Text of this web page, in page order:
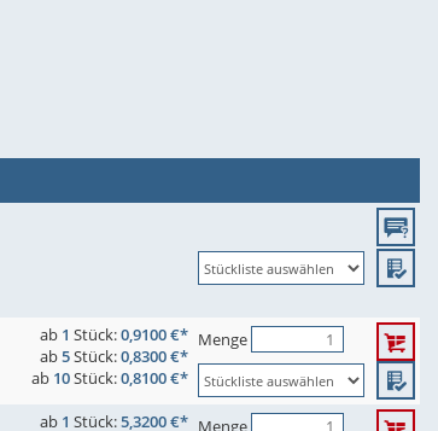
ab 1 Stück:0,9100 €*
ab5Stück:0,8300 €*
ab 10Stück:0,8100 €*
Menge
ab 1 Stück:5,3200 €* Menge